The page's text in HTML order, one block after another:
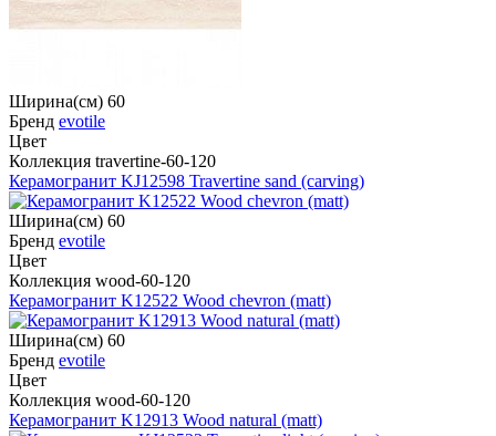
Ширина(см) 60
Бренд evotile
Цвет
Коллекция travertine-60-120
Керамогранит KJ12598 Travertine sand (carving)
Ширина(см) 60
Бренд evotile
Цвет
Коллекция wood-60-120
Керамогранит K12522 Wood chevron (matt)
Ширина(см) 60
Бренд evotile
Цвет
Коллекция wood-60-120
Керамогранит K12913 Wood natural (matt)